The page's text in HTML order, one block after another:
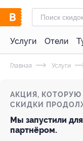
Услуги Отели
Главная Услуги
АКЦИЯ,
СКИДКИ
Мы запустили
партнёром.